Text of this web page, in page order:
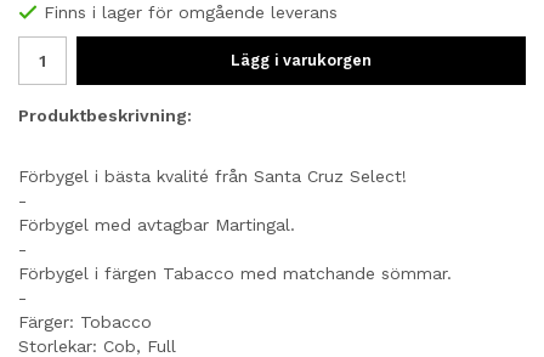
Finns i lager för omgående leverans
Lägg i varukorgen
Produktbeskrivning:
Förbygel i bästa kvalité från Santa Cruz Select!
-
Förbygel med avtagbar Martingal.
-
Förbygel i färgen Tabacco med matchande sömmar.
-
Färger: Tobacco
Storlekar: Cob, Full